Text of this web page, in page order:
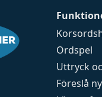
Ordspel
Uttryck
Föreslå